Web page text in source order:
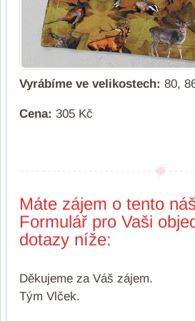
Vyrábíme ve velikostech: 80,
Cena: 305 Kč
Máte zájem o tento
Formulář pro Vaši
dotazy níže:
Děkujeme za Váš zájem.
Tým Vlček.